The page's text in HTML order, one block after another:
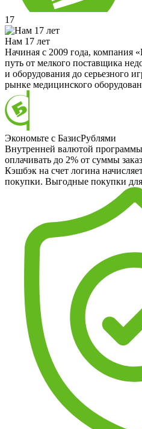
17
Нам 17 лет
Начиная с 2009 года, компания
путь от мелкого поставщика
и оборудования до серьезного
рынке медицинского
Экономьте с БазисРублями
Внутренней валютой
оплачивать до 2% от суммы
Кэшбэк на счет логина
покупки. Выгодные покупки